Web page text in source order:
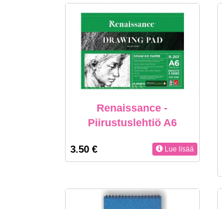
Renaissance -
Piirustuslehtiö A6
3.50 € Lue lisää